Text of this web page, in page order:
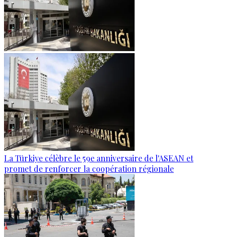
La Türkiye célèbre le 59e anniversaire de l'ASEAN et
promet de renforcer la coopération régionale